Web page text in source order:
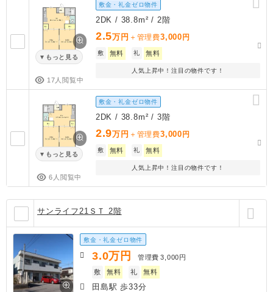
もっと見る
17人閲覧中
敷金・礼金ゼロ物件
2DK / 38.8m² / 2階
2.5万円 ＋管理費3,000 円
敷 無料 礼 無料
人気上昇中！注目の物件です！
もっと見る
6人閲覧中
敷金・礼金ゼロ物件
2DK / 38.8m² / 3階
2.9万円 ＋管理費3,000 円
敷 無料 礼 無料
人気上昇中！注目の物件です！
サンライフ21ＳＴ 2階
敷金・礼金ゼロ物件
3.0万円 管理費 3,000円
敷
無料 礼 無料
田島駅 歩33分